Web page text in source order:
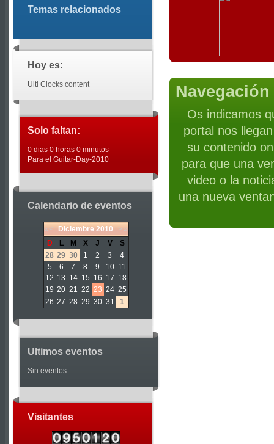
Temas relacionados
Hoy es:
Ulti Clocks content
Solo faltan:
0 dias 0 horas 0 minutos
Para el Guitar-Day-2010
Calendario de eventos
« < Diciembre 2010 > »
D
L M X J V
S
28 29 30 1 2 3
4
5
6 7 8 9 10 11
12 13 14 15 16 17 18
19 20 21 22 23 24 25
26 27 28 29 30 31 1
Ultimos eventos
Sin eventos
Visitantes
Os indicamos
portal nos
su contenido
para que una
video o la
una nueva